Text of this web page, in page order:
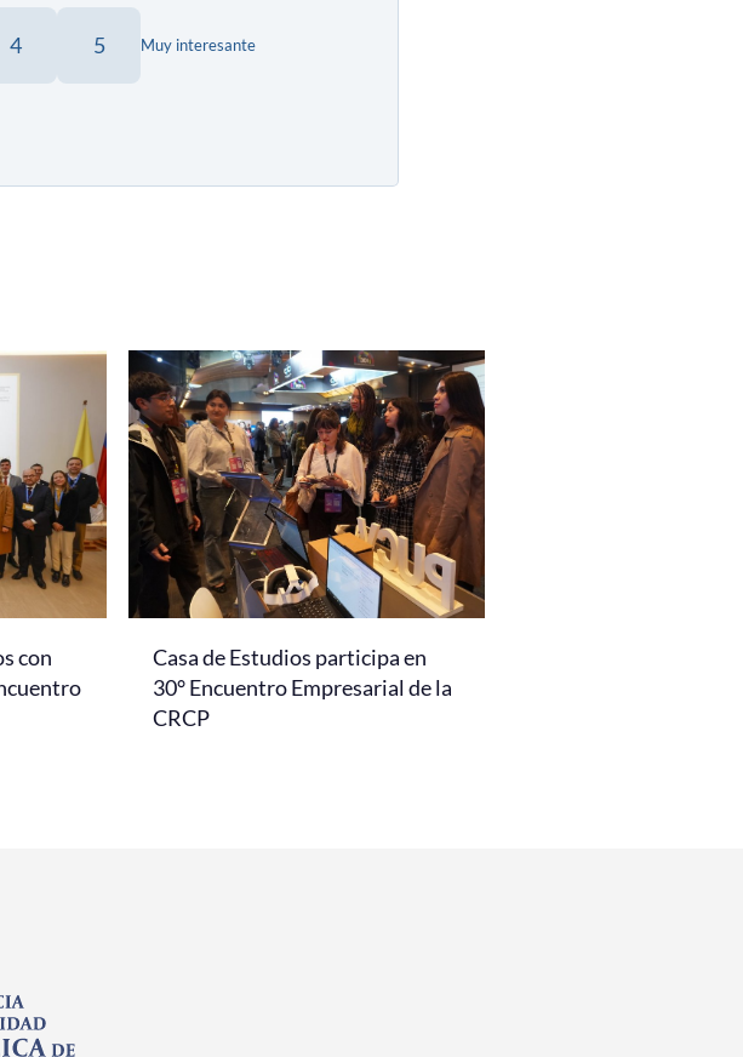
4 5 Muy interesante
con
Casa de Estudios participa en
30° Encuentro Empresarial de la
CRCP